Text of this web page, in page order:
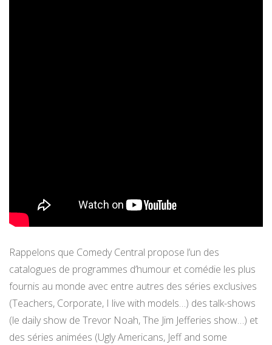
Rappelons que Comedy Central propose l’un des
catalogues de programmes d’humour et comédie les plus
fournis au monde avec entre autres des séries exclusives
(Teachers, Corporate, I live with models…) des talk-shows
(le daily show de Trevor Noah, The Jim Jefferies show…) et
des séries animées (Ugly Americans, Jeff and some